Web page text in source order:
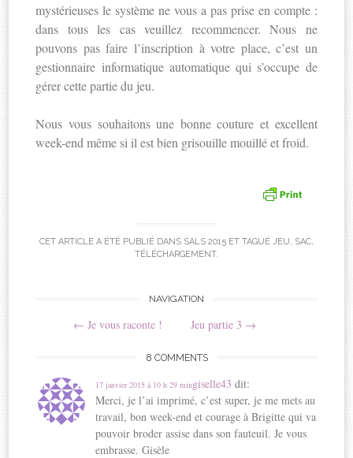
mystérieuses le système ne vous a pas prise en compte :
dans tous les cas veuillez recommencer. Nous ne
pouvons pas faire l’inscription à votre place, c’est un
gestionnaire informatique automatique qui s’occupe de
gérer cette partie du jeu.
Nous vous souhaitons une bonne couture et excellent
week-end même si il est bien grisouille mouillé et froid.
CET ARTICLE A ÉTÉ PUBLIÉ DANS SALS 2015 ET TAGUÉ JEU, SAC,
TÉLÉCHARGEMENT.
NAVIGATION
← Je vous raconte ! Jeu partie 3 →
8 COMMENTS
giselle43 dit:
17 janvier 2015 à 10 h 29 min
Merci, je l’ai imprimé, c’est super, je me mets au
travail, bon week-end et courage à Brigitte qui va
pouvoir broder assise dans son fauteuil. Je vous
embrasse. Gisèle